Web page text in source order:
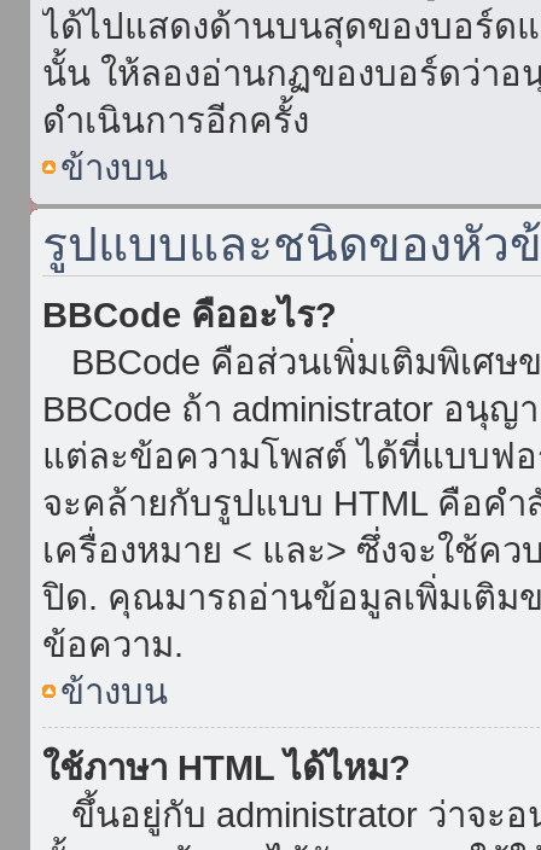
ได้ไปแสดงด้านบนสุดของบอร์ด
นั้น ให้ลองอ่านกฏของบอร์ดว่า
ดำเนินการอีกครั้ง
ข้างบน
รูปแบบและชนิดของหัว
BBCode คืออะไร?
BBCode คือส่วนเพิ่มเติมพิเศ
BBCode ถ้า administrator อนุ
แต่ละข้อความโพสต์ ได้ที่แบบฟ
จะคล้ายกับรูปแบบ HTML คือคำ
เครื่องหมาย < และ> ซึ่งจะใช้ค
ปิด. คุณมารถอ่านข้อมูลเพิ่มเติม
ข้อความ.
ข้างบน
ใช้ภาษา HTML ได้ไหม?
ขึ้นอยู่กับ administrator ว่าจะ